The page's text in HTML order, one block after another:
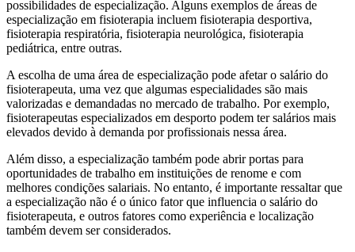
possibilidades de especialização. Alguns exemplos de áreas de
especialização em fisioterapia incluem fisioterapia desportiva,
fisioterapia respiratória, fisioterapia neurológica, fisioterapia
pediátrica, entre outras.
A escolha de uma área de especialização pode afetar o salário do
fisioterapeuta, uma vez que algumas especialidades são mais
valorizadas e demandadas no mercado de trabalho. Por exemplo,
fisioterapeutas especializados em desporto podem ter salários mais
elevados devido à demanda por profissionais nessa área.
Além disso, a especialização também pode abrir portas para
oportunidades de trabalho em instituições de renome e com
melhores condições salariais. No entanto, é importante ressaltar que
a especialização não é o único fator que influencia o salário do
fisioterapeuta, e outros fatores como experiência e localização
também devem ser considerados.